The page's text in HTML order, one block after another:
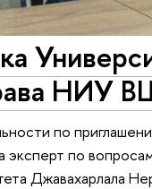
НИУ
по
по
Джавахарлала